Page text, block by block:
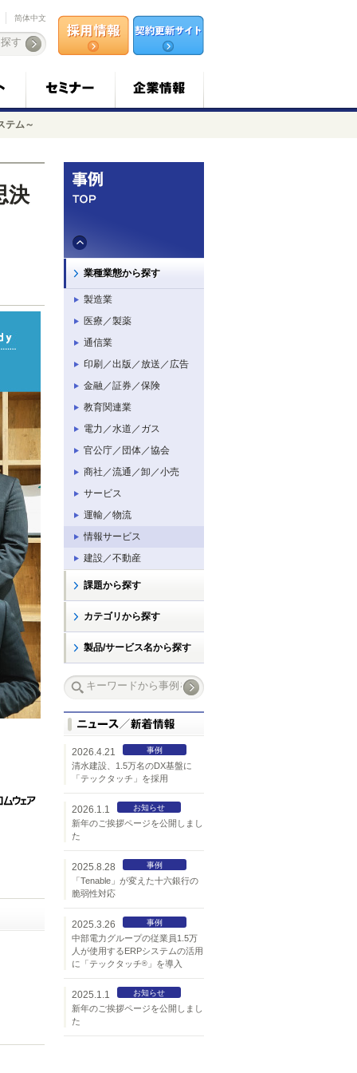
简体中文
テム～
決
業種業態から探す
製造業
医療／製薬
通信業
印刷／出版／放送／広告
金融／証券／保険
教育関連業
電力／水道／ガス
官公庁／団体／協会
商社／流通／卸／小売
サービス
運輸／物流
情報サービス
建設／不動産
課題から探す
カテゴリから探す
製品/サービス名から探す
2026.4.21 事例
清水建設、1.5万名のDX基盤に
「テックタッチ」を採用
2026.1.1 お知らせ
新年のご挨拶ページを公開しまし
た
2025.8.28 事例
「Tenable」が変えた十六銀行の
脆弱性対応
2025.3.26 事例
中部電力グループの従業員1.5万
人が使用するERPシステムの活用
に「テックタッチ® 」を導入
2025.1.1 お知らせ
新年のご挨拶ページを公開しまし
た